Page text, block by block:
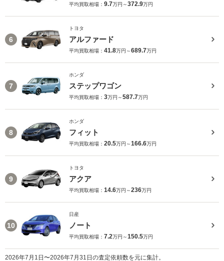
平均買取相場： 9.7万円～372.9万円
6
トヨタ
アルファード
平均買取相場： 41.8万円～689.7万円
7
ホンダ
ステップワゴン
平均買取相場： 3万円～587.7万円
8
ホンダ
フィット
平均買取相場： 20.5万円～166.6万円
9
トヨタ
アクア
平均買取相場： 14.6万円～236万円
10
日産
ノート
平均買取相場： 7.2万円～150.5万円
2026年7月1日〜2026年7月31日の査定依頼数を元に集計。